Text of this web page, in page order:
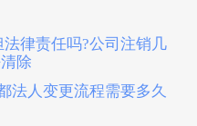
律责任吗?公司注销几
除
法人变更流程需要多久